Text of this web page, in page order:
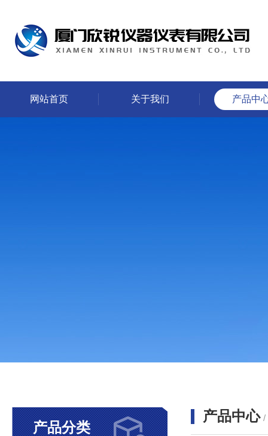
网站首页 关于我们 产品中
产品分类
产品中心 /